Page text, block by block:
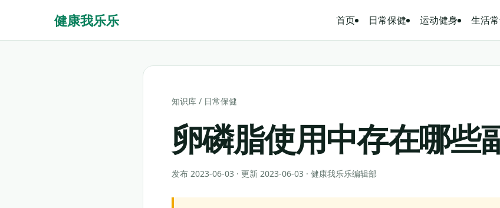
健康我乐乐 首页 日常保健 运动健身 生活
知识库 / 日常保健
卵磷脂使用中存在哪些
发布 2023-06-03 · 更新 2023-06-03 · 健康我乐乐编辑部